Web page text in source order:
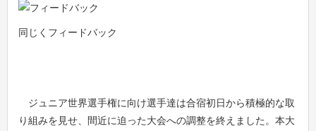
同じくフィードバック
ジュニア世界選手権に向け選手達は合宿初日から積極的な取
り組みを見せ、間近に迫った大会への調整を終えました。本大